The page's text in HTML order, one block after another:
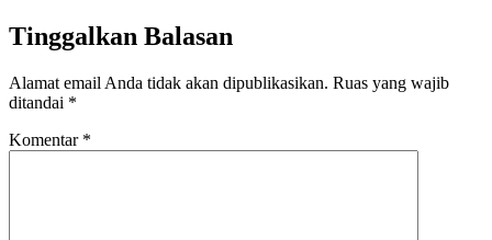
Tinggalkan Balasan
Alamat email Anda tidak akan dipublikasikan. Ruas yang wajib
ditandai *
Komentar *